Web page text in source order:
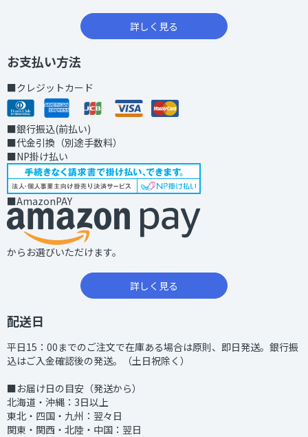
詳しく見る
お支払い方法
■クレジットカード
■銀行振込(前払い)
■代金引換（別途手数料）
■NP掛け払い
■AmazonPAY
からお選びいただけます。
詳しく見る
配送日
平日15：00までのご注文で在庫ある場合は原則、即日発送。銀行振
込はご入金確認後の発送。（土日祝除く）
■お届け日の目安（発送から）
北海道・沖縄：3日以上
東北・四国・九州：翌々日
関東・関西・北陸・中国：翌日